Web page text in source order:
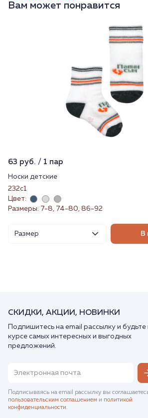
Вам может понравится
63 руб. / 1 пар
Носки детские
232с1
Цвет:
Размеры: 7-8, 74-80, 86-92
Размер В
СКИДКИ, АКЦИИ, НОВИНКИ
Подпишитесь на email рассылку и будьте
курсе самых интересных и выгодных
предложений.
Подписываясь на email рассылку вы
пользовательским соглашением и политикой
конфиденциальности.